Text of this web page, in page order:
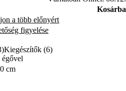
Kosárba
a több előnyért
figyelése
Kiegészítők (6)
cm